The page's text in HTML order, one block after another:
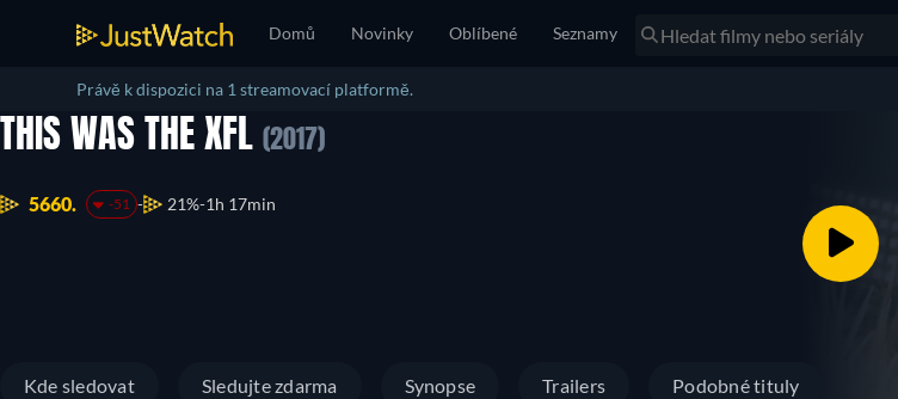
Domů Novinky Oblíbené Seznamy
Právě k dispozici na 1 streamovací platformě.
THIS WAS THE XFL (2017)
5660. -51 21% 1h 17min
Kde sledovat Sledujte zdarma Synopse Trailers Podobné tituly